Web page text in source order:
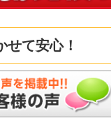
て安心！